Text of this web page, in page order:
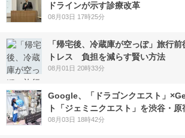
ドラインが示す診療改革
08月03日 17時25分
「帰宅後、冷蔵庫が空っぽ」旅行
トレス 負担を減らす賢い方法
08月01日 20時33分
Google、「ドラゴンクエスト」
ト「ジェミニクエスト」を渋谷・原
08月03日 18時42分